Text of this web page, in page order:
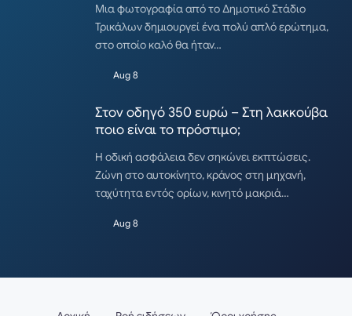
Μια φωτογραφία από το Δημοτικό Στάδιο
Τρικάλων δημιουργεί ένα πολύ απλό ερώτημα,
στο οποίο καλό θα ήταν…
Aug 8
Στον οδηγό 350 ευρώ – Στη λακκούβα
ποιο είναι το πρόστιμο;
Η οδική ασφάλεια δεν σηκώνει εκπτώσεις.
Ζώνη στο αυτοκίνητο, κράνος στη μηχανή,
ταχύτητα εντός ορίων, κινητό μακριά…
Aug 8